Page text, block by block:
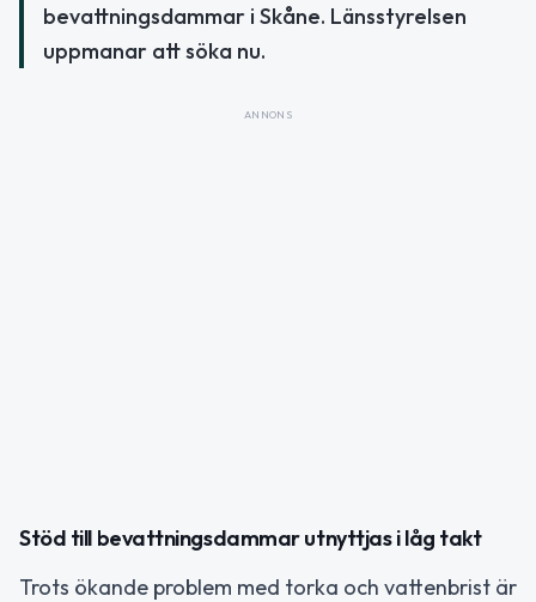
bevattningsdammar i Skåne. Länsstyrelsen
uppmanar att söka nu.
ANNONS
Stöd till bevattningsdammar utnyttjas i låg takt
Trots ökande problem med torka och vattenbrist är